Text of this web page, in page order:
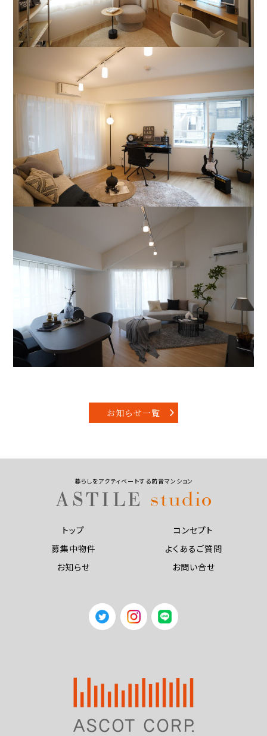
お知らせ一覧
暮らしをアクティベートする防音マンション
トップ
コンセプト
募集中物件
よくあるご質問
お知らせ
お問い合せ